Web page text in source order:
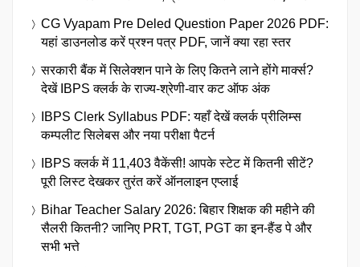
CG Vyapam Pre Deled Question Paper 2026 PDF:
यहां डाउनलोड करें प्रश्न पत्र PDF, जानें क्या रहा स्तर
सरकारी बैंक में सिलेक्शन पाने के लिए कितने लाने होंगे मार्क्स?
देखें IBPS क्लर्क के राज्य-श्रेणी-वार कट ऑफ अंक
IBPS Clerk Syllabus PDF: यहाँ देखें क्लर्क प्रीलिम्स
कम्पलीट सिलेबस और नया परीक्षा पैटर्न
IBPS क्लर्क में 11,403 वैकेंसी! आपके स्टेट में कितनी सीटें?
पूरी लिस्ट देखकर तुरंत करें ऑनलाइन एप्लाई
Bihar Teacher Salary 2026: बिहार शिक्षक की महीने की
सैलरी कितनी? जानिए PRT, TGT, PGT का इन-हैंड पे और
सभी भत्ते